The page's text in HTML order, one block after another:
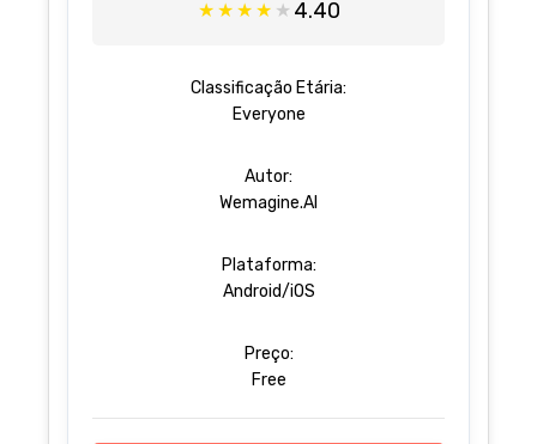
★ ★ ★ ★ ★ 4.40
Classificação Etária:
Everyone
Autor:
Wemagine.AI
Plataforma:
Android/iOS
Preço:
Free